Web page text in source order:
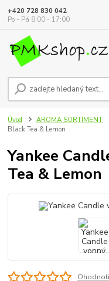
+420 728 830 042
Po - Pá 8:00 - 17:00
Úvod AROMA SORTIMENT
Black Tea & Lemon
Yankee
Tea & Lemon